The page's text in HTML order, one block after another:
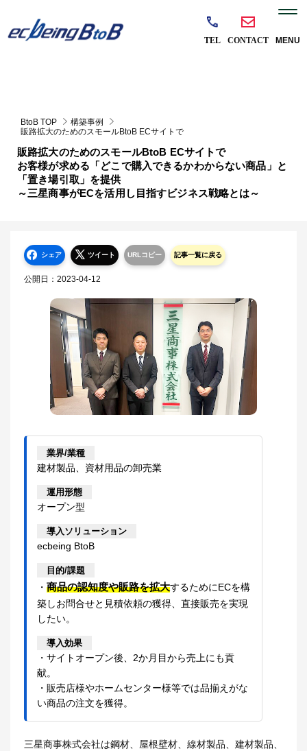
BtoB TOP
構築事例
販路拡大のためのスモールBtoB ECサイトで
～三星商事がECを活用し目指すビジネス戦略とは～
販路拡大のためのスモールBtoB ECサイトで
お客様が求める「どこで購入できるかわからない商品」と
「置き場引取」を提供
～三星商事がECを活用し目指すビジネス戦略とは～
シェア ツイート URLコピー 記事一覧に戻る
公開日： 2023-04-12
業界/業種
建材製品、資材用品の卸売業
運用形態
オープン型
導入ソリューション
ecbeing BtoB
目的/課題
・商品の認知度や販路を拡大するためにECを構
築しお問合せと見積依頼の獲得、直接販売を実現
したい。
導入効果
・サイトオープン後、2か月目から売上にも貢
献。
・販売店様やホームセンター様等では品揃えがな
い商品の注文を獲得。
三星商事株式会社は鋼材、屋根壁材、線材製品、建材製品、